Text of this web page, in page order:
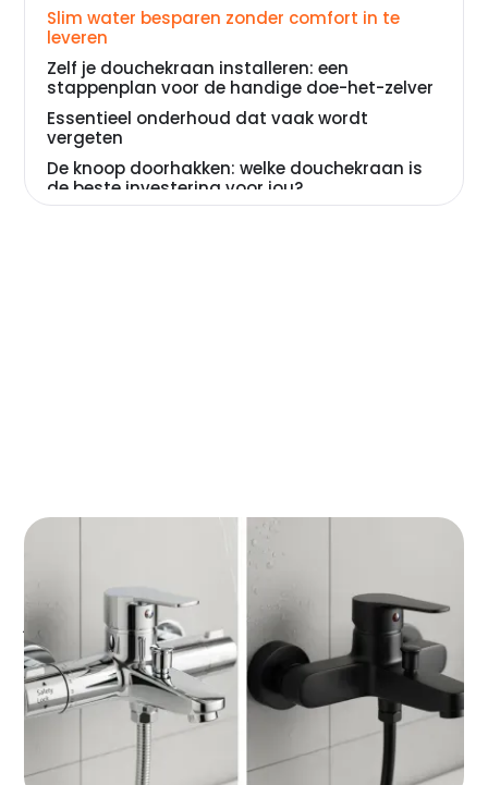
Een nieuwe douchekraan kopen? Dan sta je voor een
jungle aan keuzes die je portemonnee en dagelijkse
doucheroutine jarenlang beïnvloeden. De ene kraan
bespaart je honderden euro's per jaar, terwijl de
andere je opzadelt met frustraties en
reparatiekosten. Deze blog helpt je de perfecte keuze
maken zonder dure vergissingen.
Slim water besparen zonder comfort in te
leveren
Zelf je douchekraan installeren: een
stappenplan voor de handige doe-het-zelver
Essentieel onderhoud dat vaak wordt
vergeten
De knoop doorhakken: welke douchekraan is
de beste investering voor jou?